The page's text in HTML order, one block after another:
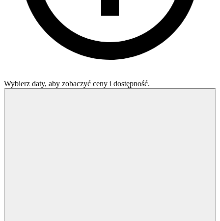
Wybierz daty, aby zobaczyć ceny i dostępność.